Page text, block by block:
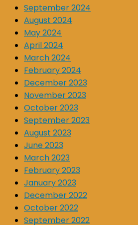
September 2024
August 2024
May 2024
April 2024
March 2024
February 2024
December 2023
November 2023
October 2023
September 2023
August 2023
June 2023
March 2023
February 2023
January 2023
December 2022
October 2022
September 2022